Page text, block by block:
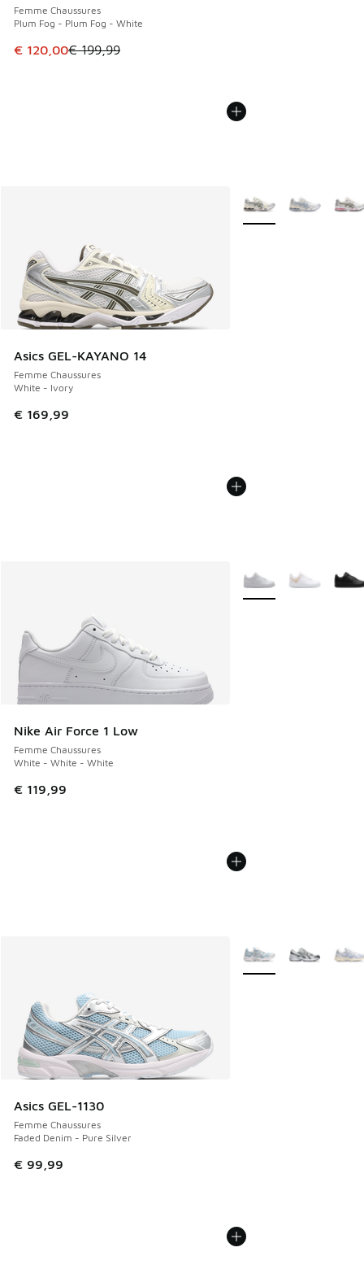
Femme Chaussures
Plum Fog - Plum Fog - White
Cet article est en promotion. Prix en baisse de € 199,99 à
€ 120,00€ 199,99
Asics GEL-KAYANO 14
Femme Chaussures
White - Ivory
€ 169,99
Plus de couleurs
Nike Air Force 1 Low
Femme Chaussures
White - White - White
€ 119,99
Plus de couleurs
Asics GEL-1130
Femme Chaussures
Faded Denim - Pure Silver
€ 99,99
Plus de couleurs